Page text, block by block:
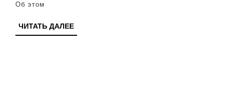
Об этом
ЧИТАТЬ ДАЛЕЕЧИТАТЬ
ДАЛЕЕ